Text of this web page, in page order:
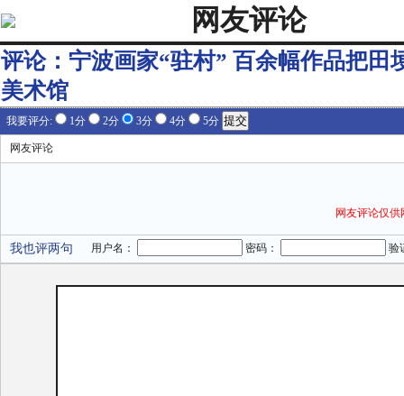
网友评论
评论： 宁波画家“驻村” 百余幅作品把田
美术馆
我要评分: 1分 2分 3分 4分 5分
网友评论
网友评论仅
我也评两句 用户名： 密码： 验